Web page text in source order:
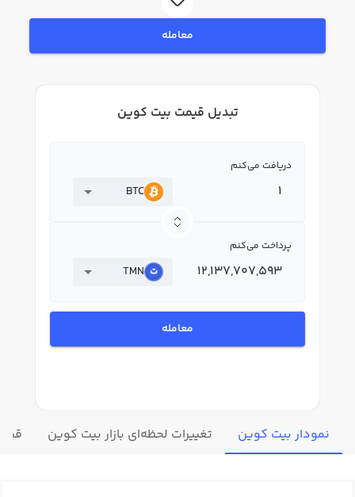
معامله
تبدیل قیمت بیت کوین
دریافت می‌کنم
BTC
پرداخت می‌کنم
TMN
معامله
نمودار بیت کوین تغییرات لحظه‌ای بازار بیت کوین